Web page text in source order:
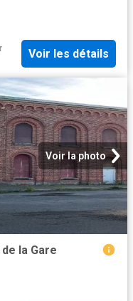
Voir les détails
Voir la photo
la Gare